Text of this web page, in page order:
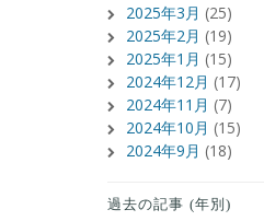
2025年3月 (25)
2025年2月 (19)
2025年1月 (15)
2024年12月 (17)
2024年11月 (7)
2024年10月 (15)
2024年9月 (18)
過去の記事 (年別)